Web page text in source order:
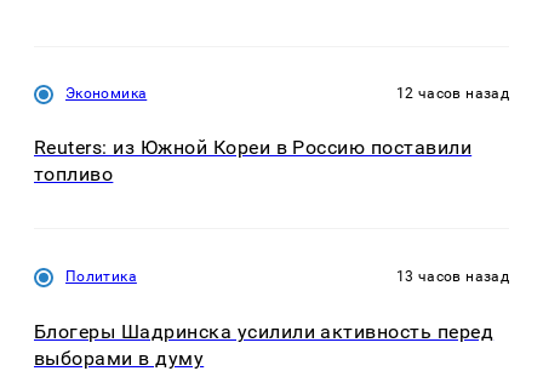
Экономика 12 часов назад
Reuters: из Южной Кореи в Россию поставили
топливо
Политика 13 часов назад
Блогеры Шадринска усилили активность перед
выборами в думу